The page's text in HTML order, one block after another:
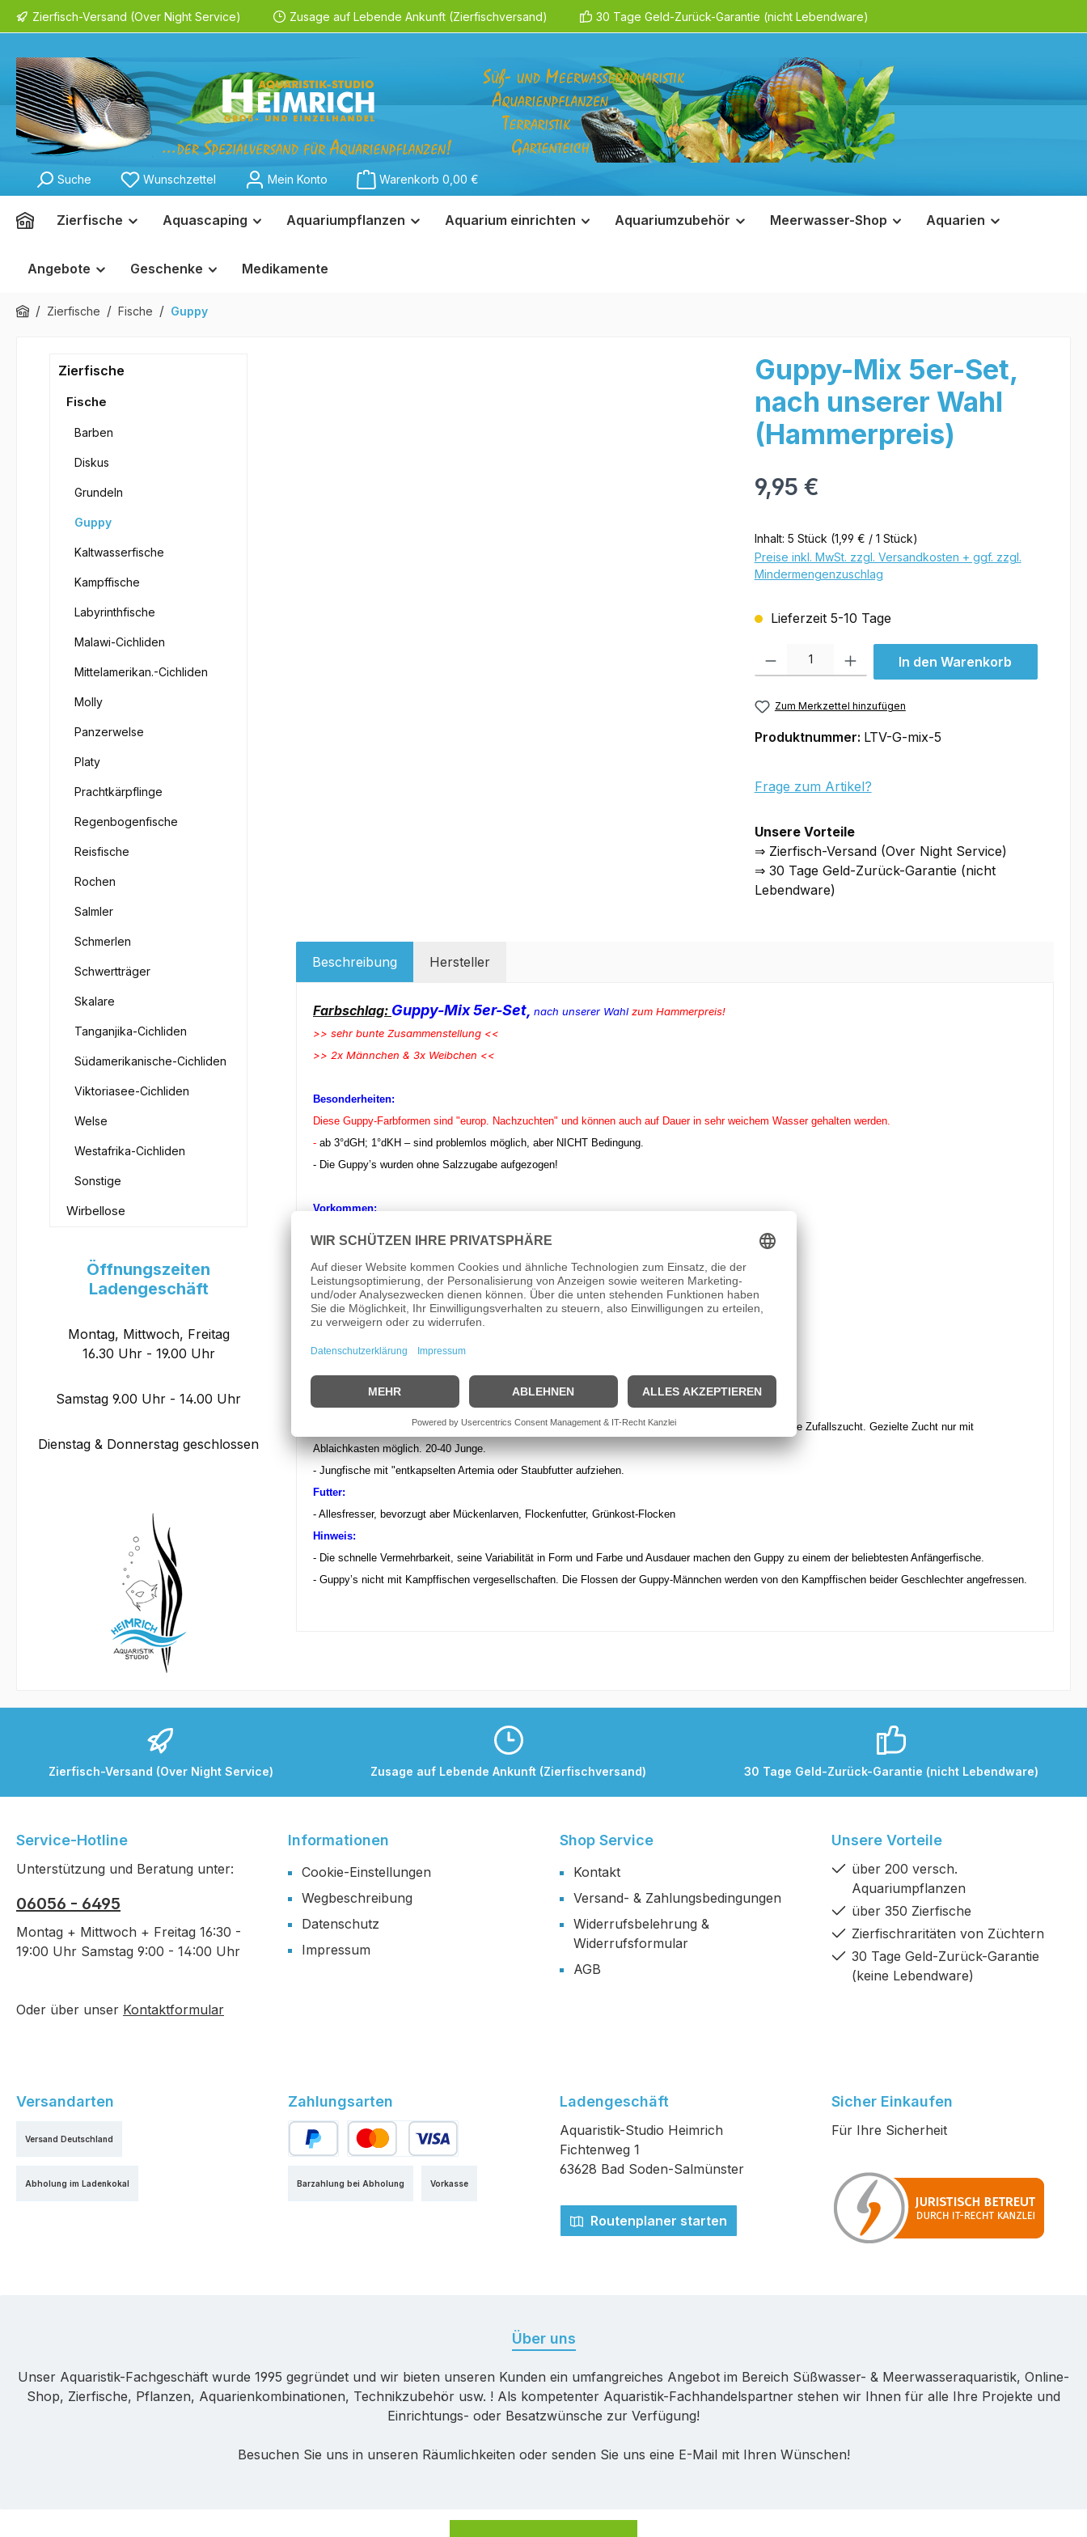
Zur Hauptnavigation springen
Zierfisch-Versand (Over Night Service) Zusage auf Lebende Ankunft (Zierfischversand) 30 Tage Geld-Zurück-Garantie (nicht Lebendware)
Suche Wunschzettel Mein Konto Warenkorb 0,00 €
Zierfische Aquascaping Aquariumpflanzen Aquarium einrichten Aquariumzubehör Meerwasser-Shop Aquarien
Angebote Geschenke Medikamente
/ Zierfische / Fische / Guppy
Zierfische
Fische
Barben
Diskus
Grundeln
Guppy
Kaltwasserfische
Kampffische
Labyrinthfische
Malawi-Cichliden
Mittelamerikan.-Cichliden
Molly
Panzerwelse
Platy
Prachtkärpflinge
Regenbogenfische
Reisfische
Rochen
Salmler
Schmerlen
Schwertträger
Skalare
Tanganjika-Cichliden
Südamerikanische-Cichliden
Viktoriasee-Cichliden
Welse
Westafrika-Cichliden
Sonstige
Wirbellose
Öffnungszeiten
Ladengeschäft
Montag, Mittwoch, Freitag
16.30 Uhr - 19.00 Uhr
Samstag 9.00 Uhr - 14.00 Uhr
Dienstag & Donnerstag geschlossen
Guppy-Mix 5er-Set,
nach unserer Wahl
(Hammerpreis)
9,95 €
Inhalt: 5 Stück (1,99 € / 1 Stück)
Preise inkl. MwSt. zzgl. Versandkosten + ggf. zzgl.
Mindermengenzuschlag
Lieferzeit 5-10 Tage
In den Warenkorb
Zum Merkzettel hinzufügen
Produktnummer: LTV-G-mix-5
Frage zum Artikel?
Unsere Vorteile
⇒ Zierfisch-Versand (Over Night Service)
⇒ 30 Tage Geld-Zurück-Garantie (nicht
Lebendware)
Beschreibung Hersteller
Farbschlag: Guppy-Mix 5er-Set, nach unserer Wahl zum Hammerpreis!
>> sehr bunte Zusammenstellung <<
>> 2x Männchen & 3x Weibchen <<
Besonderheiten:
Diese Guppy-Farbformen sind "europ. Nachzuchten" und können auch auf Dauer in sehr weichem Wasser gehalten werden.
- ab 3°dGH; 1°dKH – sind problemlos möglich, aber NICHT Bedingung.
- Die Guppy’s wurden ohne Salzzugabe aufgezogen!
Vorkommen:
- Mittelamerika bis Brasilien, heute sind allerdings überwiegend Nachzuchten aus ASIEN im Handel
- Männl., kleiner und prächtiger gefärbt, mit Gonopodium
- Weibl., mit Trächtigkeitsfleck
Haltungsbedingungen:
Möglichst gut bepflanzte Becken jeder Größe
Zucht:
Oberflächenpflanzen wie Schwimmfarn, Froschbiß oder ähnl. bieten den Jungen Schutz und fördern die Zufallszucht. Gezielte Zucht nur mit
Ablaichkasten möglich. 20-40 Junge.
- Jungfische mit "entkapselten Artemia oder Staubfutter aufziehen.
Futter:
- Allesfresser, bevorzugt aber Mückenlarven, Flockenfutter, Grünkost-Flocken
Hinweis:
- Die schnelle Vermehrbarkeit, seine Variabilität in Form und Farbe und Ausdauer machen den Guppy zu einem der beliebtesten Anfängerfische.
- Guppy’s nicht mit Kampffischen vergesellschaften. Die Flossen der Guppy-Männchen werden von den Kampffischen beider Geschlechter angefressen.
Zierfisch-Versand (Over Night Service) Zusage auf Lebende Ankunft (Zierfischversand) 30 Tage Geld-Zurück-Garantie (nicht Lebendware)
Service-Hotline
Unterstützung und Beratung unter:
06056 - 6495
Montag + Mittwoch + Freitag 16:30 -
19:00 Uhr Samstag 9:00 - 14:00 Uhr
Oder über unser Kontaktformular
Informationen
Cookie-Einstellungen
Wegbeschreibung
Datenschutz
Impressum
Shop Service
Kontakt
Versand- & Zahlungsbedingungen
Widerrufsbelehrung &
Widerrufsformular
AGB
Unsere Vorteile
über 200 versch.
Aquariumpflanzen
über 350 Zierfische
Zierfischraritäten von Züchtern
30 Tage Geld-Zurück-Garantie
(keine Lebendware)
Versandarten
Versand Deutschland
Abholung im Ladenkokal
Zahlungsarten
Vorkasse
Barzahlung bei Abholung
Ladengeschäft
Aquaristik-Studio Heimrich
Fichtenweg 1
63628 Bad Soden-Salmünster
Routenplaner starten
Sicher Einkaufen
Für Ihre Sicherheit
Über uns
Unser Aquaristik-Fachgeschäft wurde 1995 gegründet und wir bieten unseren Kunden ein umfangreiches Angebot im Bereich Süßwasser- & Meerwasseraquaristik, Online-
Shop, Zierfische, Pflanzen, Aquarienkombinationen, Technikzubehör usw. ! Als kompetenter Aquaristik-Fachhandelspartner stehen wir Ihnen für alle Ihre Projekte und
Einrichtungs- oder Besatzwünsche zur Verfügung!
Besuchen Sie uns in unseren Räumlichkeiten oder senden Sie uns eine E-Mail mit Ihren Wünschen!